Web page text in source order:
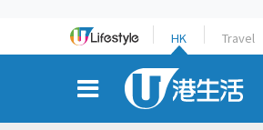
HK Travel